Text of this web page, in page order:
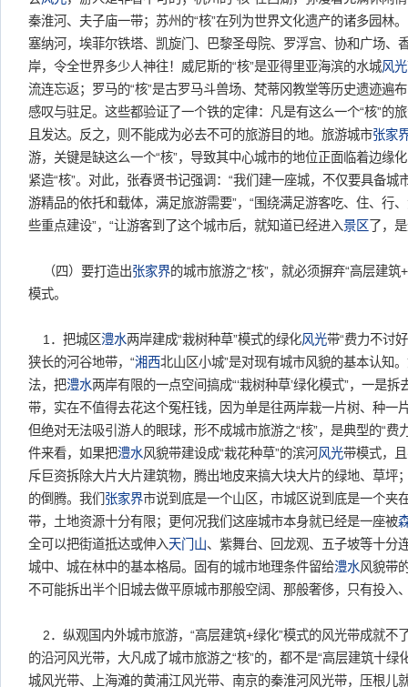
秦淮河、夫子庙一带；苏州的“核”在列为世界文化遗产的诸多园林
塞纳河，埃菲尔铁塔、凯旋门、巴黎圣母院、罗浮宫、协和广场、
岸，令全世界多少人神往！威尼斯的“核”是亚得里亚海滨的水城风光
流连忘返；罗马的“核”是古罗马斗兽场、梵蒂冈教堂等历史遗迹遍
感叹与驻足。这些都验证了一个铁的定律：凡是有这么一个“核”的
且发达。反之，则不能成为必去不可的旅游目的地。旅游城市张家
游，关键是缺这么一个“核”，导致其中心城市的地位正面临着边缘
紧造“核”。对此，张春贤书记强调：“我们建一座城，不仅要具备
游精品的依托和载体，满足旅游需要”，“围绕满足游客吃、住、行
些重点建设”，“让游客到了这个城市后，就知道已经进入景区 了，
（四）要打造出张家界的城市旅游之“核”，就必须摒弃“高层建筑
模式。
1．把城区澧水两岸建成“栽树种草”模式的绿化风光带“费力不讨
狭长的河谷地带，“湘西北山区小城”是对现有城市风貌的基本认知
法，把澧水两岸有限的一点空间搞成“‘栽树种草’绿化模式”，一是
带，实在不值得去花这个冤枉钱，因为单是往两岸栽一片树、种一
但绝对无法吸引游人的眼球，形不成城市旅游之“核”，是典型的“费
件来看，如果把澧水风貌带建设成“栽花种草”的滨河 风光带模式，
斥巨资拆除大片大片建筑物，腾出地皮来搞大块大片的绿地、草坪
的倒腾。我们 张家界市说到底是一个山区，市城区说到底是一个夹
带，土地资源十分有限；更何况我们这座城市本身就已经是一座被
全可以把街道抵达或伸入天门山、紫舞台、回龙观、五子坡等十分
城中、城在林中的基本格局。固有的城市地理条件留给澧水风貌带
不可能拆出半个旧城去做平原城市那般空阔、那般奢侈，只有投入
2．纵观国内外城市旅游，“高层建筑+绿化”模式的风光带成就不
的沿河风光带，大凡成了城市旅游之“核”的，都不是“高层建筑十绿
城风光带、上海滩的黄浦江风光带、南京的秦淮河风光带，压根儿